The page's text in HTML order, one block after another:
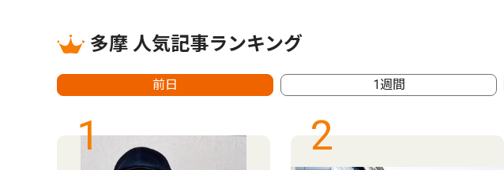
多摩 人気記事ランキング
前日 1週間
1 2